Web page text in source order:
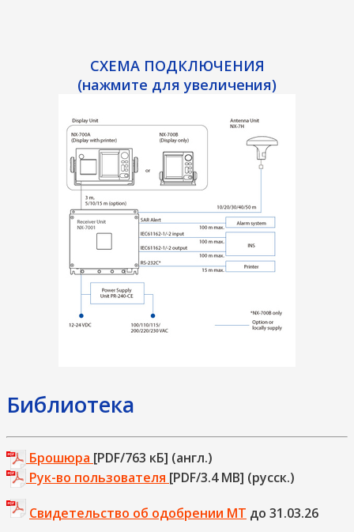
СХЕМА ПОДКЛЮЧЕНИЯ
(нажмите для увеличения)
Библиотека
Брошюра [PDF/763 кБ] (англ.)
Рук-во пользователя [PDF/3.4 МВ] (русск.)
Свидетельство об одобрении МТ до 31.03.26